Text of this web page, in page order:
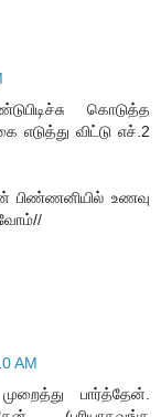
கொடுத்த
எடுத்து விட்டு எச்.2
பிண்ணனியில் உணவு
AM
பார்த்தேன்.